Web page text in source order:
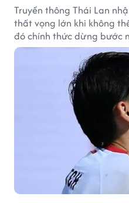
Truyền thông Thái Lan
thất vọng lớn khi không
đó chính thức dừng bước
2026.